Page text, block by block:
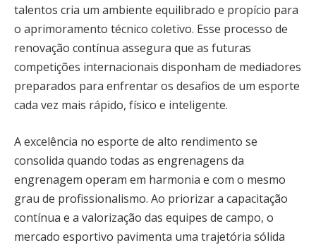
talentos cria um ambiente equilibrado e propício para
o aprimoramento técnico coletivo. Esse processo de
renovação contínua assegura que as futuras
competições internacionais disponham de mediadores
preparados para enfrentar os desafios de um esporte
cada vez mais rápido, físico e inteligente.
A excelência no esporte de alto rendimento se
consolida quando todas as engrenagens da
engrenagem operam em harmonia e com o mesmo
grau de profissionalismo. Ao priorizar a capacitação
contínua e a valorização das equipes de campo, o
mercado esportivo pavimenta uma trajetória sólida